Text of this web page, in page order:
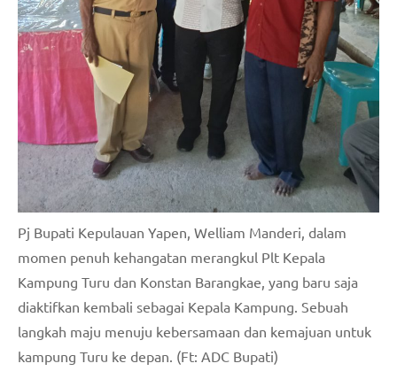
Pj Bupati Kepulauan Yapen, Welliam Manderi, dalam
momen penuh kehangatan merangkul Plt Kepala
Kampung Turu dan Konstan Barangkae, yang baru saja
diaktifkan kembali sebagai Kepala Kampung. Sebuah
langkah maju menuju kebersamaan dan kemajuan untuk
kampung Turu ke depan. (Ft: ADC Bupati)